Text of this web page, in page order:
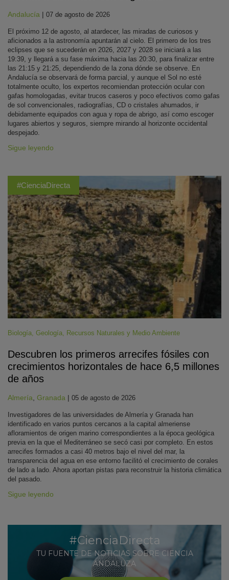
Andalucía | 07 de agosto de 2026
El próximo 12 de agosto, al atardecer, las miradas de curiosos y
aficionados a la astronomía apuntarán al cielo. El primero de los tres
eclipses que se sucederán en 2026, 2027 y 2028 se iniciará a las
19:39, y llegará a su fase máxima hacia las 20:30, para finalizar entre
las 21:15 y 21:25, dependiendo de la zona dónde se observe. En
Andalucía se observará de forma parcial, y aunque el Sol no esté
totalmente oculto, los expertos recomiendan protección ocular con
gafas homologadas, evitar trucos caseros y poco efectivos como gafas
de sol convencionales, radiografías, CD o cristales ahumados, ir
debidamente equipados con agua y ropa de abrigo, así como escoger
lugares abiertos y seguros, siempre mirando al horizonte occidental
despejado.
Sigue leyendo
#CienciaDirecta
Biología, Geología, Recursos Naturales y Medio Ambiente
Descubren los primeros arrecifes fósiles con
crecimientos horizontales de hace 6,5 millones
de años
Almería Granada | 05 de agosto de 2026
Investigadores de las universidades de Almería y Granada han
identificado en varios puntos cercanos a la capital almeriense
afloramientos de origen marino correspondientes a la época geológica
previa en la que el Mediterráneo se secó casi por completo. En estos
arrecifes formados a casi 40 metros bajo el nivel del mar, la
transparencia del agua en ese entorno facilitó el crecimiento de corales
de lado a lado. Ahora aportan pistas para reconstruir la historia climática
del pasado.
Sigue leyendo
#CienciaDirecta
TU FUENTE DE NOTICIAS SOBRE CIENCIA
ANDALUZA